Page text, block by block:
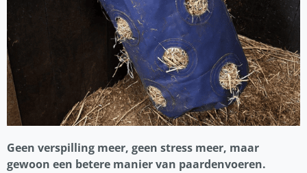
Geen verspilling meer, geen stress meer, maar
gewoon een betere manier van paardenvoeren.